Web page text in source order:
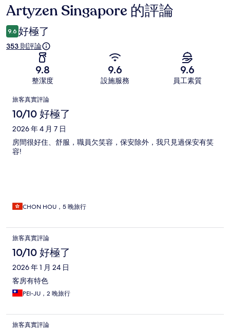
評
論
Artyzen Singapore 的評論
9.6 好極了
353 則評論
9.8
整潔度
9.6
設施服務
9.6
員工素質
評
論
旅客真實評論
10/10 好極了
2026 年 4 月 7 日
房間很好住、舒服，職員欠笑容，保安除外，我只見過保安有笑
容!
CHON HOU，5 晚旅行
旅客真實評論
10/10 好極了
2026 年 1 月 24 日
客房有特色
PEI-JU，2 晚旅行
旅客真實評論